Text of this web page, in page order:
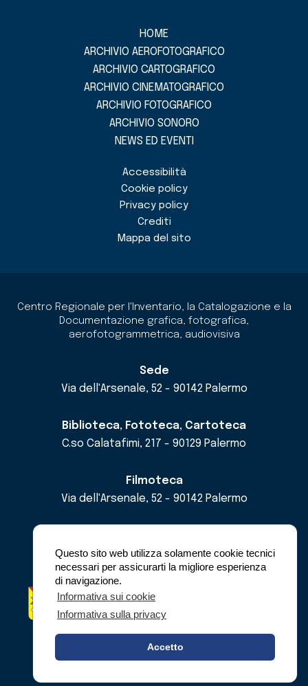
Questo sito web utilizza solamente cookie tecnici
necessari per assicurarti la migliore esperienza
di navigazione.
Informativa sui cookie
Informativa sulla privacy
Accetto
HOME
ARCHIVIO AEROFOTOGRAFICO
ARCHIVIO CARTOGRAFICO
ARCHIVIO CINEMATOGRAFICO
ARCHIVIO FOTOGRAFICO
ARCHIVIO SONORO
NEWS ED EVENTI
Accessibilità
Cookie policy
Privacy policy
Crediti
Mappa del sito
Centro Regionale per l'Inventario, la Catalogazione e la
Documentazione grafica, fotografica,
aerofotogrammetrica, audiovisiva
Sede
Via dell'Arsenale, 52 - 90142 Palermo
Biblioteca, Fototeca, Cartoteca
C.so Calatafimi, 217 - 90129 Palermo
Filmoteca
Via dell'Arsenale, 52 - 90142 Palermo
pec cricdsicilia@pec.it
© Copyright 2023 - C.R.I.C.D.
Regione Siciliana - Assessorato dei Beni
Dipartimento dei Beni Culturali e dell'Identità
Siciliana